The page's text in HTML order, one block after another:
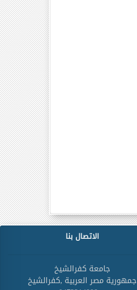
الاتصال بنا
جامعة كفرالشيخ
جمهورية مصر العربية ,كفرالشيخ